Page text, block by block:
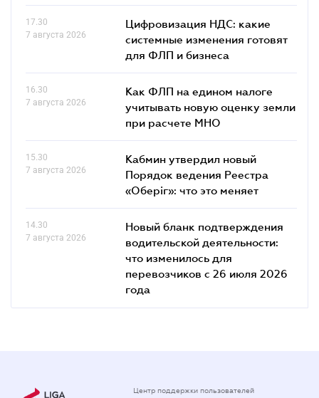
17.30
7 августа 2026
Цифровизация НДС: какие
системные изменения готовят
для ФЛП и бизнеса
16.30
7 августа 2026
Как ФЛП на едином налоге
учитывать новую оценку земли
при расчете МНО
15.30
7 августа 2026
Кабмин утвердил новый
Порядок ведения Реестра
«Оберіг»: что это меняет
14.30
7 августа 2026
Новый бланк подтверждения
водительской деятельности:
что изменилось для
перевозчиков с 26 июля 2026
года
Центр поддержки пользователей